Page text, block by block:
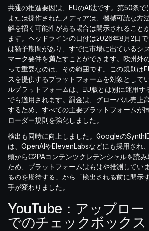
共通の推進要因は、EUのAI法です。第50条で
または操作されたメディアは、機械可読な方
解を招く可能性がある場合は開示されること
ます。ヘッドラインの日付は2026年8月2日
は猶予期間があり、すでに市場に出ているシ
マーク要件を満たすことができます。欧州外
って重要なのは、その範囲です。この規則は
スを提供するプラットフォームを対象として
ルプラットフォームは、EU版とは別に運用す
でも適用されます。罰金は、グローバル売上
するため、すべての主要プラットフォームが
ローダー規則を強化しました。
検出も同時に向上しました。Googleの
は、OpenAIやElevenLabsなどにも採用され
頭からC2PAコンテンツクレデンシャルを読
ため、プラットフォームはもはや推測してい
るのを期待する」から「検出される前に開示
手が変わりました。
YouTube：アップロー
でのチェックボックス